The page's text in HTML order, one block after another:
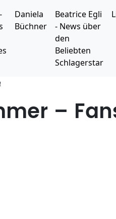
Daniela
Büchner
Beatrice Egli
- News über
den
Beliebten
Schlagerstar
–